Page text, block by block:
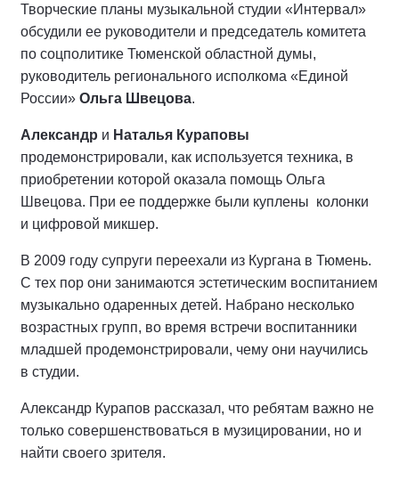
Творческие планы музыкальной студии «Интервал»
обсудили ее руководители и председатель комитета
по соцполитике Тюменской областной думы,
руководитель регионального исполкома «Единой
России» Ольга Швецова.
Александр и Наталья Кураповы
продемонстрировали, как используется техника, в
приобретении которой оказала помощь Ольга
Швецова. При ее поддержке были куплены колонки
и цифровой микшер.
В 2009 году супруги переехали из Кургана в Тюмень.
С тех пор они занимаются эстетическим воспитанием
музыкально одаренных детей. Набрано несколько
возрастных групп, во время встречи воспитанники
младшей продемонстрировали, чему они научились
в студии.
Александр Курапов рассказал, что ребятам важно не
только совершенствоваться в музицировании, но и
найти своего зрителя.